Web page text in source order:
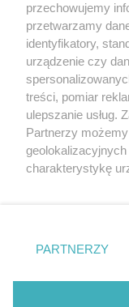
Nie zapomnij
zapoznać się z:
polityką
Twojemiasto
Piekary Śląskie
Chorzów
Tarnowskie Góry
Gliwice
przechowujemy
przetwarzamy
identyfikatory,
urządzenie czy
treści, pomiar
ulepszanie usług.
Partnerzy
charakterystykę
zmienić/wycofać
znajdujący się w
rodzaje
użytkownika, ale
PARTNERZY